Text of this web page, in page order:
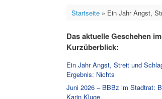
Startseite» Ein Jahr Angst,
Das aktuelle Geschehen im
Kurzüberblick:
Ein Jahr Angst, Streit und
Ergebnis: Nichts
Juni 2026 – BBBz im Stadtrat:
Karin Kluge